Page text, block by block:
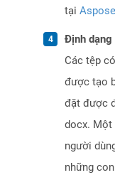
tại
Định dạng
Các tệp
được tạo
đặt được
docx.
người
những